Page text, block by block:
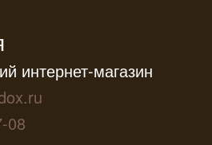
интернет-магазин
08